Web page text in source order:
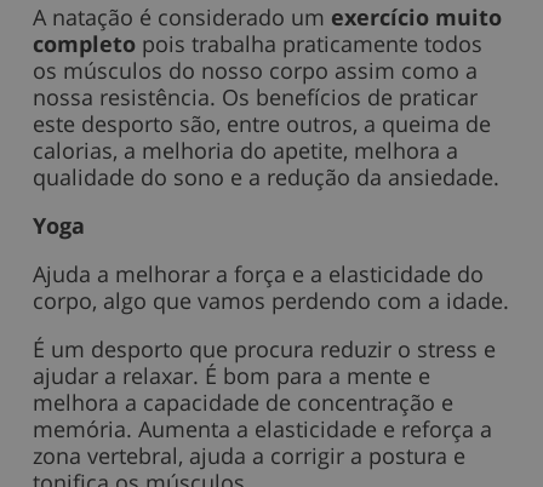
A natação é considerado um exercício muito
completo pois trabalha praticamente todos
os músculos do nosso corpo assim como a
nossa resistência. Os benefícios de praticar
este desporto são, entre outros, a queima de
calorias, a melhoria do apetite, melhora a
qualidade do sono e a redução da ansiedade.
Yoga
Ajuda a melhorar a força e a elasticidade do
corpo, algo que vamos perdendo com a idade.
É um desporto que procura reduzir o stress e
ajudar a relaxar. É bom para a mente e
melhora a capacidade de concentração e
memória. Aumenta a elasticidade e reforça a
zona vertebral, ajuda a corrigir a postura e